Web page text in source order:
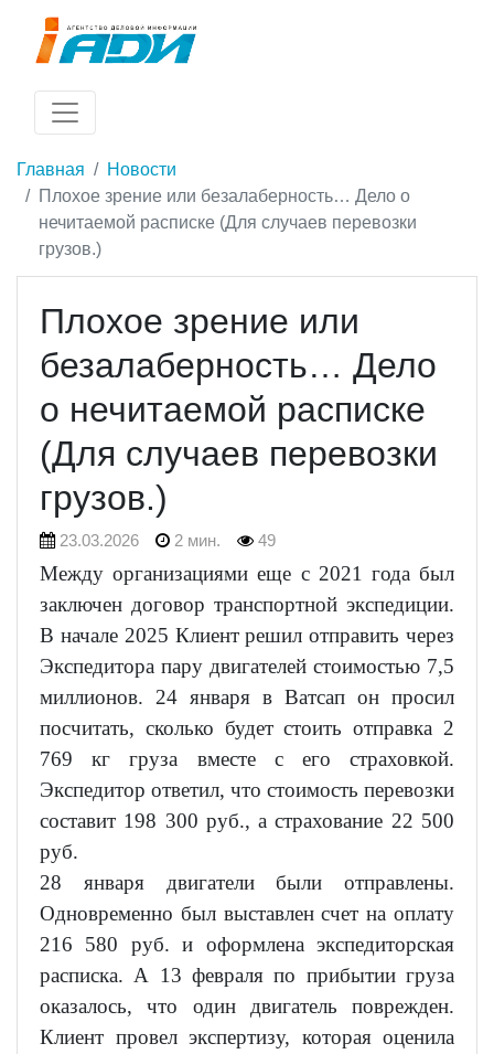
Главная
Новости
Плохое зрение или безалаберность… Дело о
нечитаемой расписке (Для случаев перевозки
грузов.)
Плохое зрение или
безалаберность… Дело
о нечитаемой расписке
(Для случаев перевозки
грузов.)
23.03.2026 2 мин. 49
Между организациями еще с 2021 года был
заключен договор транспортной экспедиции.
В начале 2025 Клиент решил отправить через
Экспедитора пару двигателей стоимостью 7,5
миллионов. 24 января в Ватсап он просил
посчитать, сколько будет стоить отправка 2
769 кг груза вместе с его страховкой.
Экспедитор ответил, что стоимость перевозки
составит 198 300 руб., а страхование 22 500
руб.
28 января двигатели были отправлены.
Одновременно был выставлен счет на оплату
216 580 руб. и оформлена экспедиторская
расписка. А 13 февраля по прибытии груза
оказалось, что один двигатель поврежден.
Клиент провел экспертизу, которая оценила